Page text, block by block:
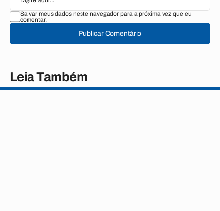
Salvar meus dados neste navegador para a próxima vez que eu
comentar.
Publicar Comentário
Leia Também